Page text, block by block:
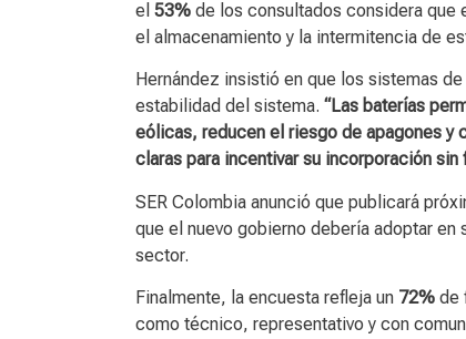
el 53% de los consultados considera que
el almacenamiento y la intermitencia de
Hernández insistió en que los sistemas
estabilidad del sistema. “Las baterías
eólicas, reducen el riesgo de apagones y
claras para incentivar su incorporación sin
SER Colombia anunció que publicará
que el nuevo gobierno debería adoptar
sector.
Finalmente, la encuesta refleja un 72% de
como técnico, representativo y con